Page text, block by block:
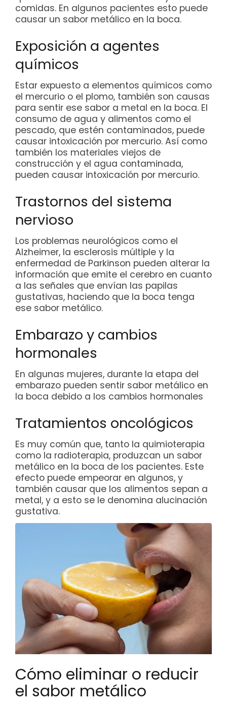
comidas. En algunos pacientes esto puede
causar un sabor metálico en la boca.
Exposición a agentes
químicos
Estar expuesto a elementos químicos como
el mercurio o el plomo, también son causas
para sentir ese sabor a metal en la boca. El
consumo de agua y alimentos como el
pescado, que estén contaminados, puede
causar intoxicación por mercurio. Así como
también los materiales viejos de
construcción y el agua contaminada,
pueden causar intoxicación por mercurio.
Trastornos del sistema
nervioso
Los problemas neurológicos como el
Alzheimer, la esclerosis múltiple y la
enfermedad de Parkinson pueden alterar la
información que emite el cerebro en cuanto
a las señales que envían las papilas
gustativas, haciendo que la boca tenga
ese sabor metálico.
Embarazo y cambios
hormonales
En algunas mujeres, durante la etapa del
embarazo pueden sentir sabor metálico en
la boca debido a los cambios hormonales
Tratamientos oncológicos
Es muy común que, tanto la quimioterapia
como la radioterapia, produzcan un sabor
metálico en la boca de los pacientes. Este
efecto puede empeorar en algunos, y
también causar que los alimentos sepan a
metal, y a esto se le denomina alucinación
gustativa.
Cómo eliminar o reducir
el sabor metálico